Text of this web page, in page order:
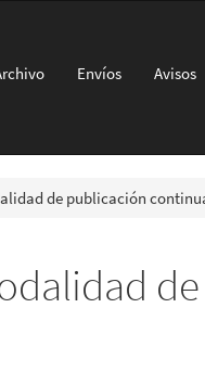
Envíos Avisos
de publicación